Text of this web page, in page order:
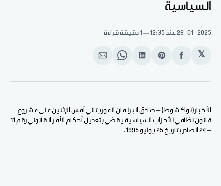
السياسية
28-01-2025عند 12:35 1 دقيقة قراءة
𝕏
انشر
الفيسبوك
Share
Pinterest
انشر
لينكد
Share
WhatsApp
انشر
الإيميل
الأخبار(نواكشوط) – صادق البرلمان الموريتاني أمس الإثنين على مشروع
قانون نظامي للأحزاب السياسية يقضي بتعديل أحكام الأمر القانوني رقم 11
– 24 الصادر بتاريخ 25 يوليو 1995.